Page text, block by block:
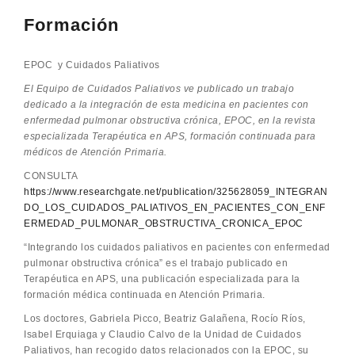
Formación
EPOC y Cuidados Paliativos
El Equipo de Cuidados Paliativos ve publicado un trabajo
dedicado a la integración de esta medicina en pacientes con
enfermedad pulmonar obstructiva crónica, EPOC, en la revista
especializada Terapéutica en APS, formación continuada para
médicos de Atención Primaria.
CONSULTA
https://www.researchgate.net/publication/325628059_INTEGRAN
DO_LOS_CUIDADOS_PALIATIVOS_EN_PACIENTES_CON_ENF
ERMEDAD_PULMONAR_OBSTRUCTIVA_CRONICA_EPOC
“Integrando los cuidados paliativos en pacientes con enfermedad
pulmonar obstructiva crónica” es el trabajo publicado en
Terapéutica en APS, una publicación especializada para la
formación médica continuada en Atención Primaria.
Los doctores, Gabriela Picco, Beatriz Galañena, Rocío Ríos,
Isabel Erquiaga y Claudio Calvo de la Unidad de Cuidados
Paliativos, han recogido datos relacionados con la EPOC, su